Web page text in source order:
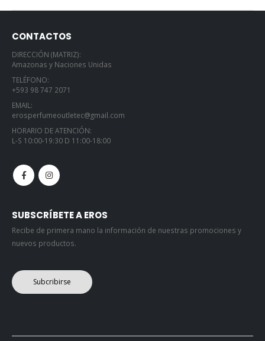
CONTACTOS
DIRECCIÓN (MATRIZ):
Amazonas y Naciones Unidas
TELÉFONO:
+593 98 747 2071
EMAIL:
erosperfumeoutletec@gmail.com
HORARIO DE ATENCIÓN:
L-S 10:00-19:30 D 11:00-18:00
SUBSCRÍBETE A EROS
Recibe de primera mano la información de nuestras promociones y
nuevos productos.
Subcribirse